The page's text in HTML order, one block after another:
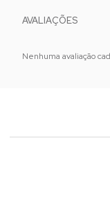
AVALIAÇÕES
Nenhuma avaliação